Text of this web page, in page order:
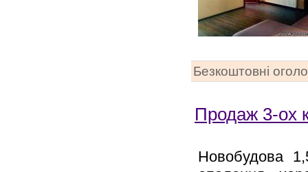
Безкоштовні
Продаж 3-ох
Новобудова